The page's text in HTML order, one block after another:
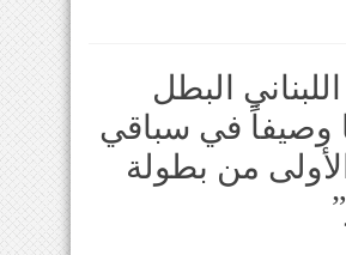
البطل
وصيفاً في سباقي
من بطولة